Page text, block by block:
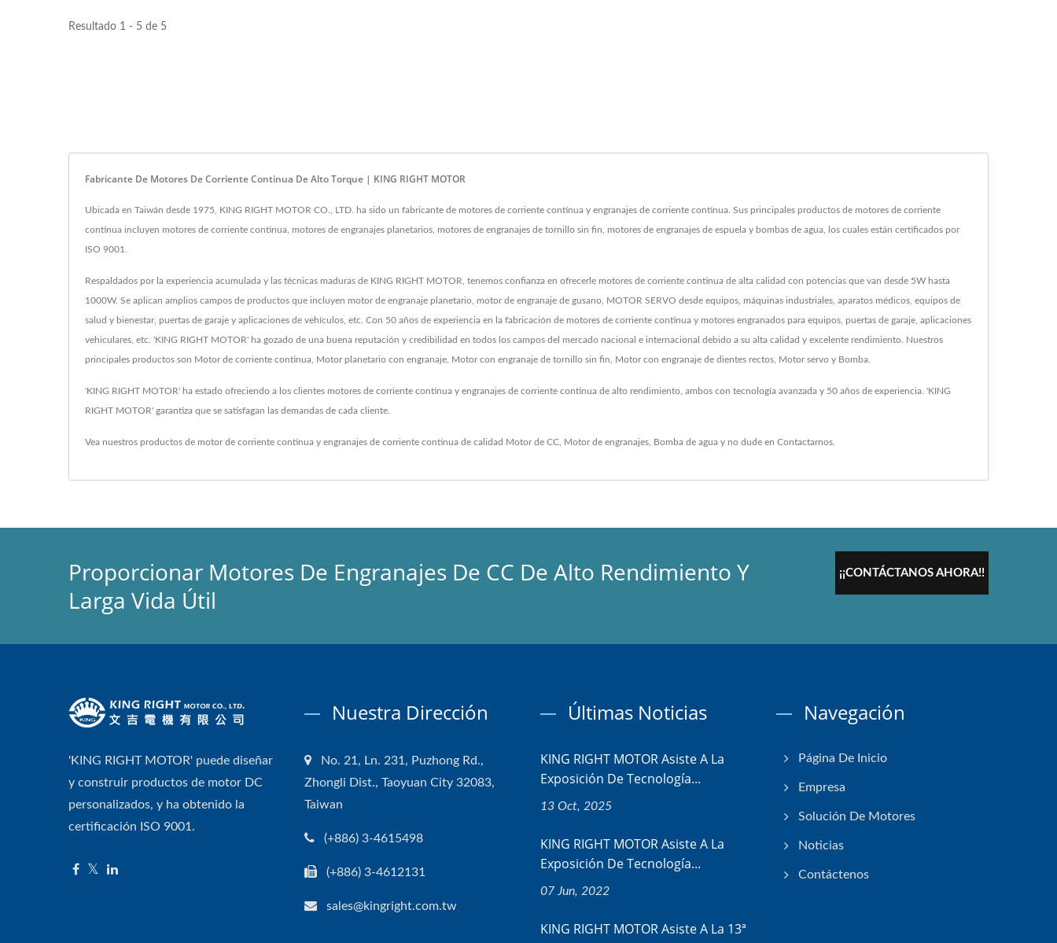
Resultado 1 - 5 de 5
Fabricante De Motores De Corriente Continua De Alto Torque | KING RIGHT MOTOR
Ubicada en Taiwán desde 1975, KING RIGHT MOTOR CO., LTD. ha sido un fabricante de motores de corriente continua y engranajes de corriente continua. Sus principales productos de motores de corriente
continua incluyen motores de corriente continua, motores de engranajes planetarios, motores de engranajes de tornillo sin fin, motores de engranajes de espuela y bombas de agua, los cuales están certificados por
ISO 9001.
Respaldados por la experiencia acumulada y las técnicas maduras de KING RIGHT MOTOR, tenemos confianza en ofrecerle motores de corriente continua de alta calidad con potencias que van desde 5W hasta
1000W. Se aplican amplios campos de productos que incluyen motor de engranaje planetario, motor de engranaje de gusano, MOTOR SERVO desde equipos, máquinas industriales, aparatos médicos, equipos de
salud y bienestar, puertas de garaje y aplicaciones de vehículos, etc. Con 50 años de experiencia en la fabricación de motores de corriente continua y motores engranados para equipos, puertas de garaje, aplicaciones
vehiculares, etc. 'KING RIGHT MOTOR' ha gozado de una buena reputación y credibilidad en todos los campos del mercado nacional e internacional debido a su alta calidad y excelente rendimiento. Nuestros
principales productos son Motor de corriente continua, Motor planetario con engranaje, Motor con engranaje de tornillo sin fin, Motor con engranaje de dientes rectos, Motor servo y Bomba.
'KING RIGHT MOTOR' ha estado ofreciendo a los clientes motores de corriente continua y engranajes de corriente continua de alto rendimiento, ambos con tecnología avanzada y 50 años de experiencia. 'KING
RIGHT MOTOR' garantiza que se satisfagan las demandas de cada cliente.
Vea nuestros productos de motor de corriente continua y engranajes de corriente continua de calidad Motor de CC Motor de engranajes Bomba de agua y no dude en Contactarnos
Proporcionar Motores De Engranajes De CC De Alto Rendimiento Y
Larga Vida Útil
¡¡CONTÁCTANOS AHORA!!
'KING RIGHT MOTOR' puede diseñar
y construir productos de motor DC
personalizados, y ha obtenido la
certificación ISO 9001.
Nuestra Dirección
No. 21, Ln. 231, Puzhong Rd.,
Zhongli Dist., Taoyuan City 32083,
Taiwan
(+886) 3-4615498
(+886) 3-4612131
sales@kingright.com.tw
Últimas Noticias
KING RIGHT MOTOR Asiste A La
Exposición De Tecnología...
13 Oct, 2025
KING RIGHT MOTOR Asiste A La
Exposición De Tecnología...
07 Jun, 2022
KING RIGHT MOTOR Asiste A La 13ª
Navegación
Página De Inicio
Empresa
Solución De Motores
Noticias
Contáctenos